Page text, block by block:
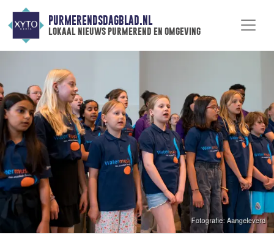
PURMERENDSDAGBLAD.NL
lokaal nieuws purmerend en omgeving